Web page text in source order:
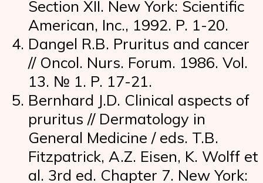
Section XII. New York: Scientific
American, Inc., 1992. P. 1-20.
Dangel R.B. Pruritus and cancer
// Oncol. Nurs. Forum. 1986. Vol.
13. № 1. P. 17-21.
Bernhard J.D. Clinical aspects of
pruritus // Dermatology in
General Medicine / eds. T.B.
Fitzpatrick, A.Z. Eisen, K. Wolff et
al. 3rd ed. Chapter 7. New York: